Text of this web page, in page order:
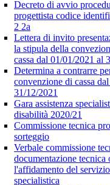
Decreto di avvio
progettista codice
2 2a
Lettera di invito
la stipula della
cassa dal 01/01/2021 al
Determina a contrarre
convenzione di cassa
31/12/2021
Gara assistenza
disabilità 2020/21
Commissione tecnica
sorteggio
Verbale commissione
documentazione tecnica
l'affidamento del
specialistica